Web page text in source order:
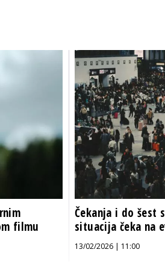
filmu
Čekanja i do šest
situacija čeka na
13/02/2026 | 11:00